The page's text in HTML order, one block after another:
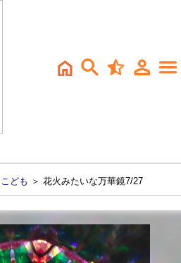
こども ＞ 花火みたいな万華鏡7/27